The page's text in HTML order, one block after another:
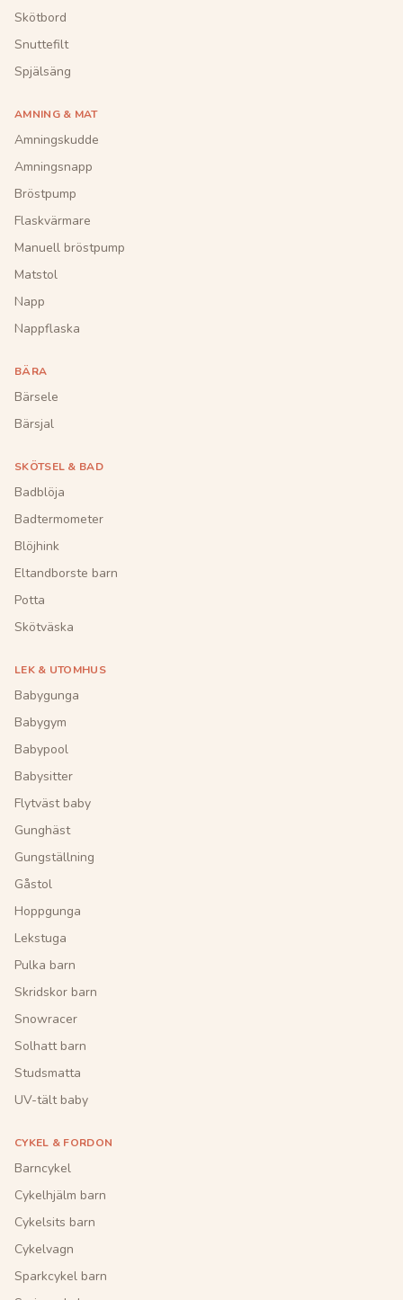
Skötbord
Snuttefilt
Spjälsäng
AMNING & MAT
Amningskudde
Amningsnapp
Bröstpump
Flaskvärmare
Manuell bröstpump
Matstol
Napp
Nappflaska
BÄRA
Bärsele
Bärsjal
SKÖTSEL & BAD
Badblöja
Badtermometer
Blöjhink
Eltandborste barn
Potta
Skötväska
LEK & UTOMHUS
Babygunga
Babygym
Babypool
Babysitter
Flytväst baby
Gunghäst
Gungställning
Gåstol
Hoppgunga
Lekstuga
Pulka barn
Skridskor barn
Snowracer
Solhatt barn
Studsmatta
UV-tält baby
CYKEL & FORDON
Barncykel
Cykelhjälm barn
Cykelsits barn
Cykelvagn
Sparkcykel barn